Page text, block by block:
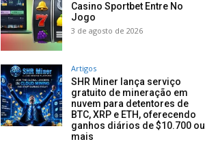
Casino Sportbet Entre No
Jogo
3 de agosto de 2026
Artigos
SHR Miner lança serviço
gratuito de mineração em
nuvem para detentores de
BTC, XRP e ETH, oferecendo
ganhos diários de $10.700 ou
mais